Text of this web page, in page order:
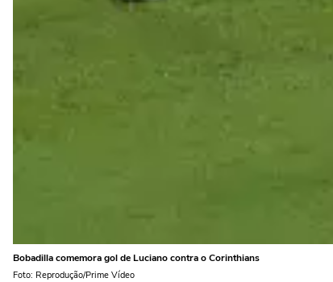
Bobadilla comemora gol de Luciano contra o Corinthians
Foto: Reprodução/Prime Vídeo